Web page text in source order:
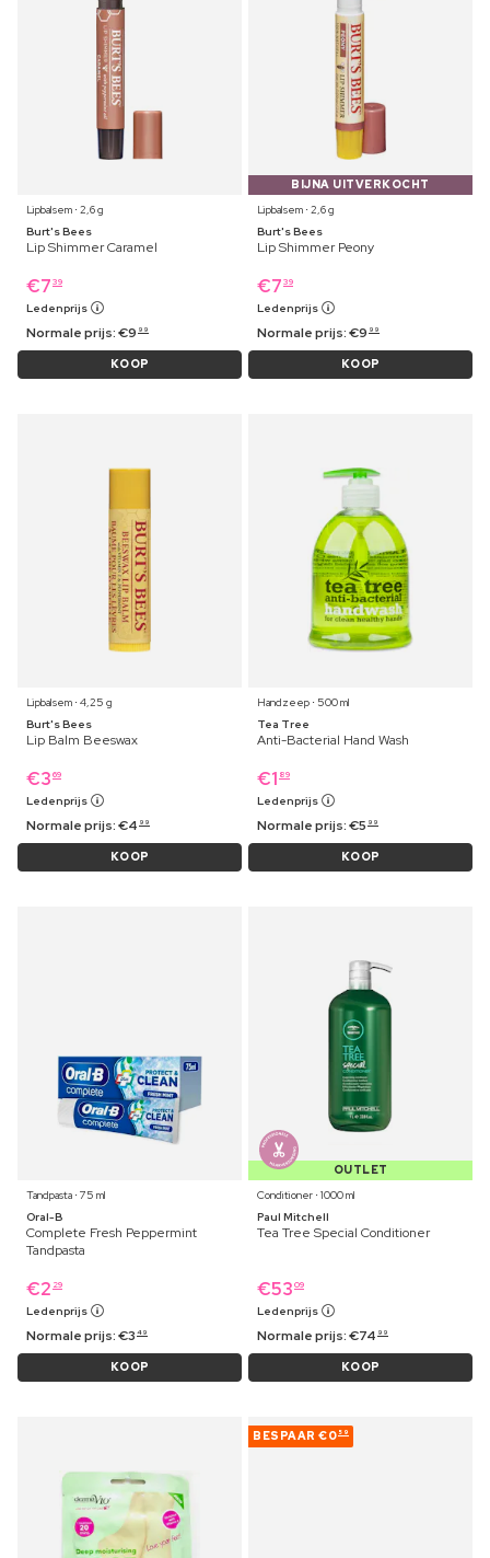
Lipbalsem ⋅ 2,6 g
Burt's Bees
Lip Shimmer Caramel
€7 39
Ledenprijs
Normale prijs:€9 99
KOOP
BIJNA UITVERKOCHT
Lipbalsem ⋅ 2,6 g
Burt's Bees
Lip Shimmer Peony
€7 39
Ledenprijs
Normale prijs:€9 99
KOOP
Lipbalsem ⋅ 4,25 g
Burt's Bees
Lip Balm Beeswax
€3 69
Ledenprijs
Normale prijs:€4 99
KOOP
Handzeep ⋅ 500 ml
Tea Tree
Anti-Bacterial Hand Wash
€1 89
Ledenprijs
Normale prijs:€5 99
KOOP
Tandpasta ⋅ 75 ml
Oral-B
Complete Fresh Peppermint
Tandpasta
€2 29
Ledenprijs
Normale prijs:€3 49
KOOP
OUTLET
Conditioner ⋅ 1000 ml
Paul Mitchell
Tea Tree Special Conditioner
€53 09
Ledenprijs
Normale prijs:€74 99
KOOP
BESPAAR €0 59